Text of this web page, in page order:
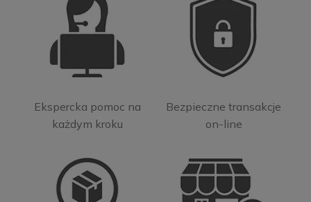
Ekspercka pomoc na
każdym kroku
Bezpieczne transakcje
on-line